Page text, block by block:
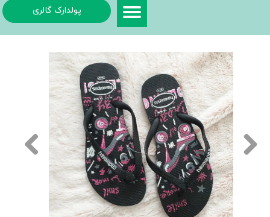
پولدارک گالری